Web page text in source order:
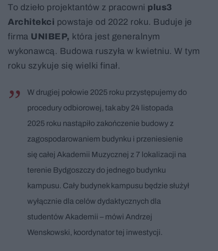
To dzieło projektantów z pracowni plus3
Architekci powstaje od 2022 roku. Buduje je
firma UNIBEP, która jest generalnym
wykonawcą. Budowa ruszyła w kwietniu. W tym
roku szykuje się wielki finał.
W drugiej połowie 2025 roku przystępujemy do
procedury odbiorowej, tak aby 24 listopada
2025 roku nastąpiło zakończenie budowy z
zagospodarowaniem budynku i przeniesienie
się całej Akademii Muzycznej z 7 lokalizacji na
terenie Bydgoszczy do jednego budynku
kampusu. Cały budynek kampusu będzie służył
wyłącznie dla celów dydaktycznych dla
studentów Akademii – mówi Andrzej
Wenskowski, koordynator tej inwestycji.